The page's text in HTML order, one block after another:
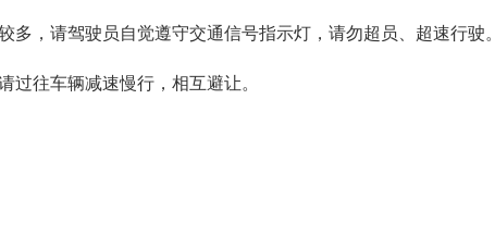
，请驾驶员自觉遵守交通信号指示灯，请勿超员、超速行驶。
过往车辆减速慢行，相互避让。